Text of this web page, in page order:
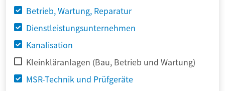
Betrieb, Wartung, Reparatur
Dienstleistungsunternehmen
Kanalisation
Kleinkläranlagen (Bau, Betrieb und Wartung)
MSR-Technik und Prüfgeräte